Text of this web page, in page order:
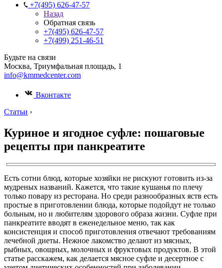
+7(495) 626-47-57
Назад
Обратная связь
+7(495) 626-47-57
+7(499) 251-46-51
Будьте на связи
Москва, Триумфальная площадь, 1
info@kmmedcenter.com
Вконтакте
Статьи ›
Куриное и ягодное суфле: пошаговые
рецепты при панкреатите
Есть сотни блюд, которые хозяйки не рискуют готовить из-за
мудреных названий. Кажется, что такие кушанья по плечу
только повару из ресторана. Но среди разнообразных яств есть
простые в приготовлении блюда, которые подойдут не только
больным, но и любителям здорового образа жизни. Суфле при
панкреатите вводят в еженедельное меню, так как
консистенция и способ приготовления отвечают требованиям
лечебной диеты. Нежное лакомство делают из мясных,
рыбных, овощных, молочных и фруктовых продуктов. В этой
статье расскажем, как делается мясное суфле и десертное с